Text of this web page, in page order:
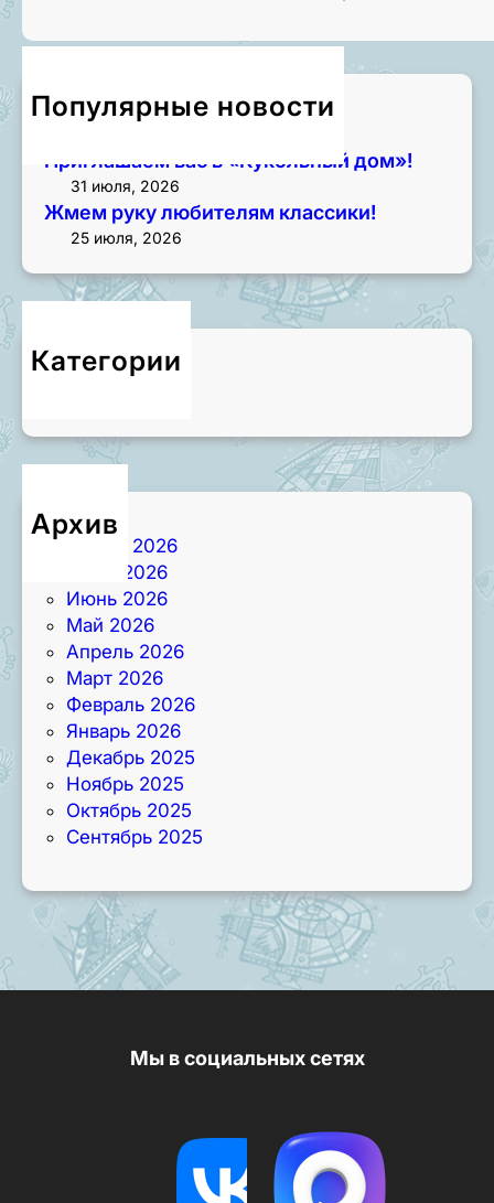
Популярные новости
Приглашаем на экскурсии!
Приглашаем вас в «Кукольный дом»!
31 июля, 2026
Жмем руку любителям классики!
25 июля, 2026
Категории
Новости
Архив
Август 2026
Июль 2026
Июнь 2026
Май 2026
Апрель 2026
Март 2026
Февраль 2026
Январь 2026
Декабрь 2025
Ноябрь 2025
Октябрь 2025
Сентябрь 2025
Мы в социальных сетях